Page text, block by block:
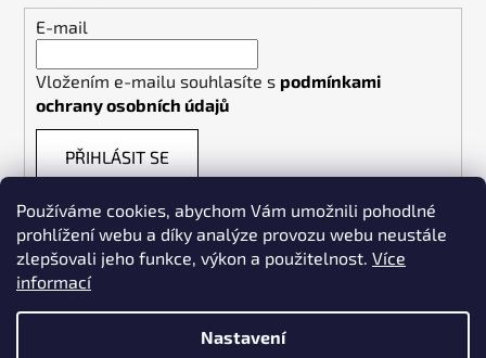
Používáme cookies, abychom Vám umožnili pohodlné
prohlížení webu a díky analýze provozu webu neustále
zlepšovali jeho funkce, výkon a použitelnost. Více
informací
Nastavení
E-mail
Vložením e-mailu souhlasíte s podmínkami
ochrany osobních údajů
PŘIHLÁSIT SE